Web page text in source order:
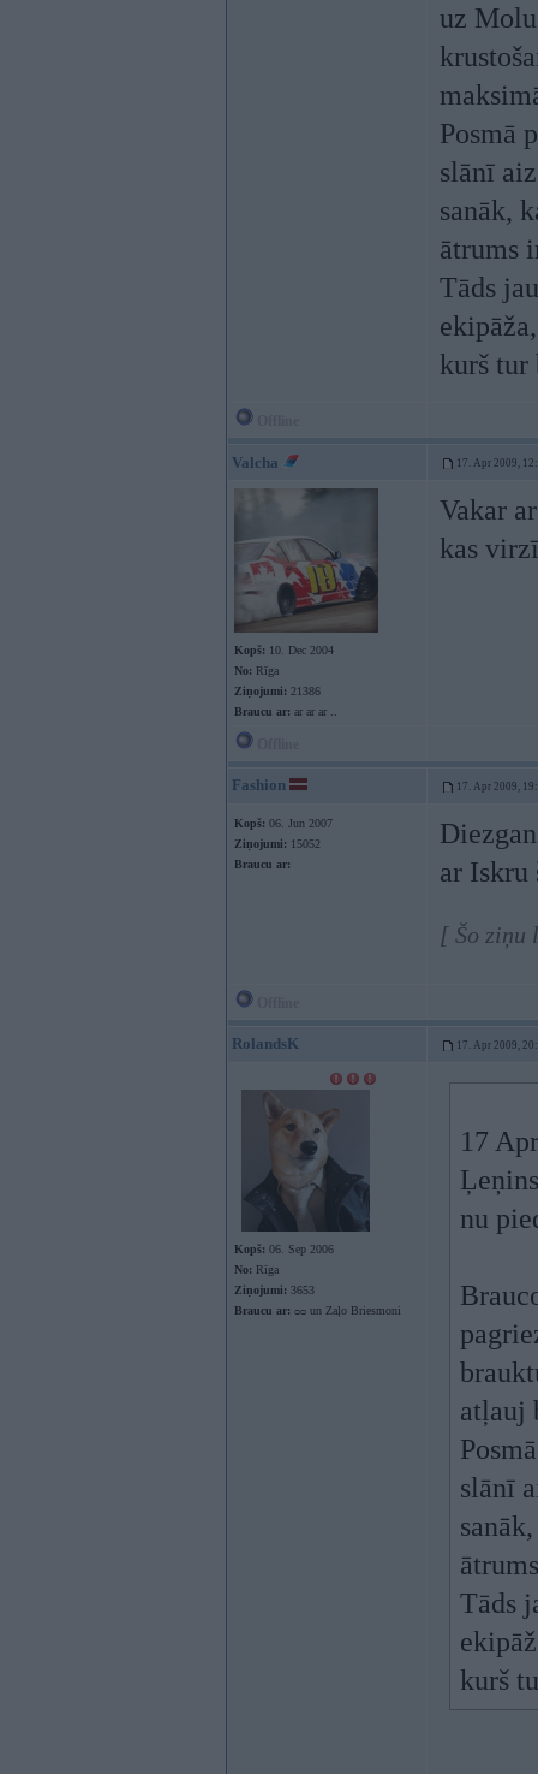
uz
Posmā
slānī
sanāk,
ātrums
Tāds
kurš tur
Valcha 17. Apr 2009,
Kopš: 10. Dec 2004
No: Rīga
Ziņojumi: 21386
Braucu ar: ar ar ar ..
Vakar
kas
Fashion 17. Apr 2009,
Kopš: 06. Jun 2007
Ziņojumi: 15052
Braucu ar:
ar Iskru
[ Šo ziņu
RolandsK 17. Apr 2009,
Kopš: 06. Sep 2006
No: Rīga
Ziņojumi: 3653
Braucu ar: ᴑᴑ un Zaļo Briesmoni
17
nu
atļauj
slānī
Tāds
kurš